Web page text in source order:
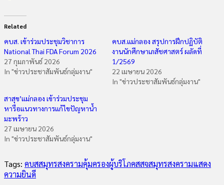
Related
คบส. เข้าร่วมประชุมวิชาการ
National Thai FDA Forum 2026
27 กุมภาพันธ์ 2026
In "ข่าวประชาสัมพันธ์กลุ่มงาน"
คบส.แม่กลอง สรุปการฝึกปฏิบัติ
งานนักศึกษาเภสัชศาสตร์ ผลัดที่
1/2569
22 เมษายน 2026
In "ข่าวประชาสัมพันธ์กลุ่มงาน"
สาสุข’แม่กลอง เข้าร่วมประชุม
หารือแนวทางการแก้ไขปัญหาน้ำ
มะพร้าว
27 เมษายน 2026
In "ข่าวประชาสัมพันธ์กลุ่มงาน"
Tags: คบสสมุทรสงครามคุ้มครองผู้บริโภคสสจสมุทรสงครามแสดง
ความยินดี